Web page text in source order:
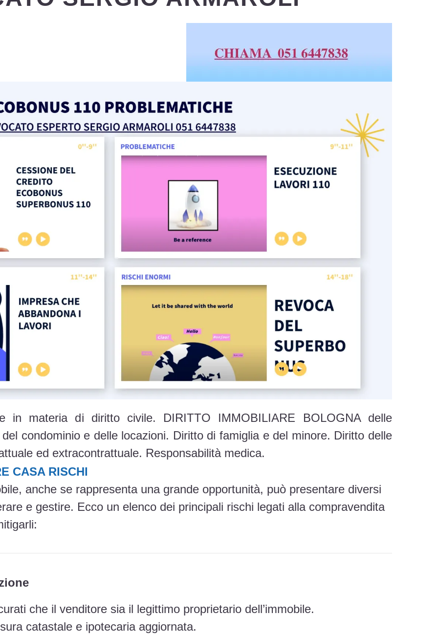
in materia di diritto civile. DIRITTO IMMOBILIARE BOLOGNA delle
condominio e delle locazioni. Diritto di famiglia e del minore. Diritto delle
ed extracontrattuale. Responsabilità medica.
CASA RISCHI
anche se rappresenta una grande opportunità, può presentare diversi
e gestire. Ecco un elenco dei principali rischi legati alla compravendita
che il venditore sia il legittimo proprietario dell’immobile.
catastale e ipotecaria aggiornata.